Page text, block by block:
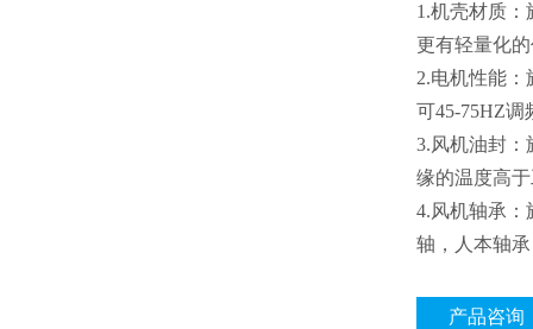
1.机壳材质
更有轻量化
2.电机性能：
可45-75HZ
3.风机油封
缘的温度高
4.风机轴承：
轴，人本轴
产品咨询